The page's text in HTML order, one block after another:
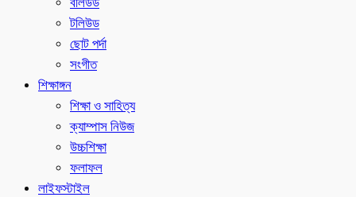
টলিউড
ছোট পর্দা
সংগীত
শিক্ষাঙ্গন
শিক্ষা ও সাহিত্য
ক্যাম্পাস নিউজ
উচ্চশিক্ষা
ফলাফল
লাইফস্টাইল